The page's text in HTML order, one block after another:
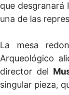
que
una de las
La mesa
Arqueológico
director del
singular pieza,